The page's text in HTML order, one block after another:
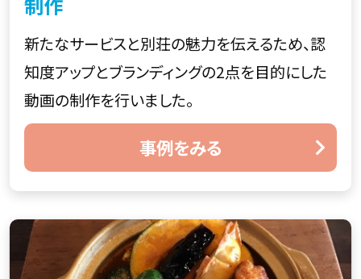
新たなサービスと別荘の魅力を伝えるため、認
知度アップとブランディングの2点を目的にした
動画の制作を行いました。
事例をみる